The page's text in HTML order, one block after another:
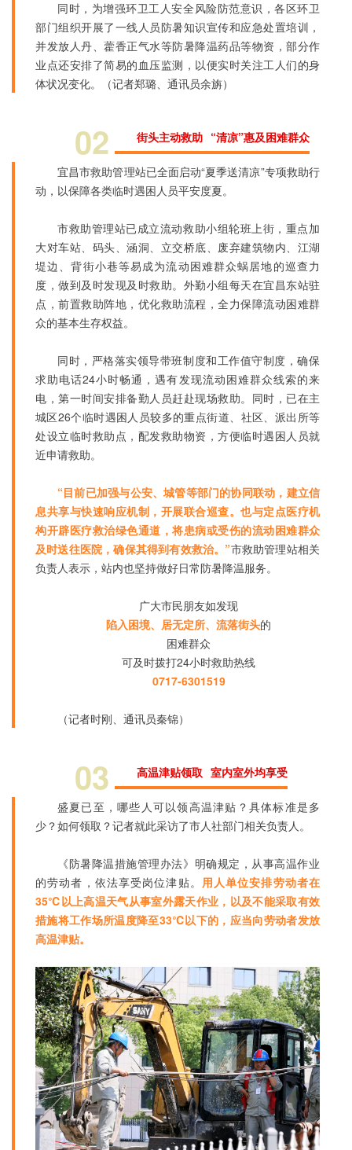
同时，为增强环卫工人安全风险防范意识，各区环卫
部门组织开展了一线人员防暑知识宣传和应急处置培训，
并发放人丹、藿香正气水等防暑降温药品等物资，部分作
业点还安排了简易的血压监测，以便实时关注工人们的身
体状况变化。（记者郑璐、通讯员余旃）
02 街头主动救助 “清凉”惠及困难群众
宜昌市救助管理站已全面启动“夏季送清凉”专项救助行
动，以保障各类临时遇困人员平安度夏。
市救助管理站已成立流动救助小组轮班上街，重点加
大对车站、码头、涵洞、立交桥底、废弃建筑物内、江湖
堤边、背街小巷等易成为流动困难群众蜗居地的巡查力
度，做到及时发现及时救助。外勤小组每天在宜昌东站驻
点，前置救助阵地，优化救助流程，全力保障流动困难群
众的基本生存权益。
同时，严格落实领导带班制度和工作值守制度，确保
求助电话24小时畅通，遇有发现流动困难群众线索的来
电，第一时间安排备勤人员赶赴现场救助。同时，已在主
城区26个临时遇困人员较多的重点街道、社区、派出所等
处设立临时救助点，配发救助物资，方便临时遇困人员就
近申请救助。
“目前已加强与公安、城管等部门的协同联动，建立信
息共享与快速响应机制，开展联合巡查。也与定点医疗机
构开辟医疗救治绿色通道，将患病或受伤的流动困难群众
及时送往医院，确保其得到有效救治。”市救助管理站相关
负责人表示，站内也坚持做好日常防暑降温服务。
广大市民朋友如发现
陷入困境、居无定所、流落街头的
困难群众
可及时拨打24小时救助热线
0717-6301519
（记者时刚、通讯员秦锦）
03 高温津贴领取 室内室外均享受
盛夏已至，哪些人可以领高温津贴？具体标准是多
少？如何领取？记者就此采访了市人社部门相关负责人。
《防暑降温措施管理办法》明确规定，从事高温作业
的劳动者，依法享受岗位津贴。 用人单位安排劳动者在
35℃以上高温天气从事室外露天作业，以及不能采取有效
措施将工作场所温度降至33℃以下的，应当向劳动者发放
高温津贴。